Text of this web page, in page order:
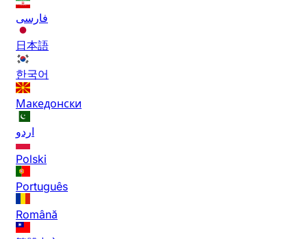
فارسی
日本語
한국어
Македонски
اردو
Polski
Português
Română